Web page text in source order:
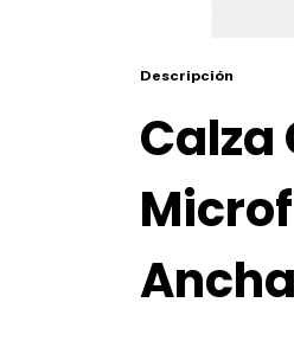
Descripción
Calza